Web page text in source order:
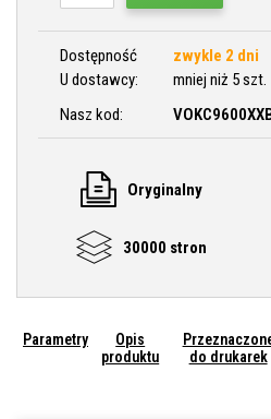
Dostępność
zwykle 2 dni
U dostawcy:
mniej niż 5 szt.
Nasz kod:
Oryginalny
30000 stron
Parametry
Opis
produktu
do drukarek